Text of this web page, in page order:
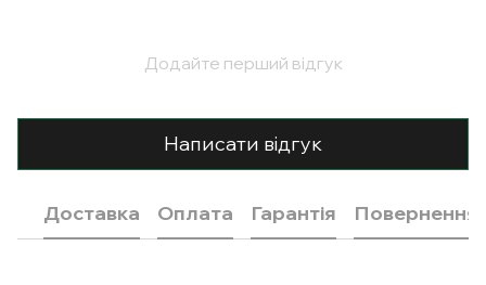
Додайте перший відгук
Написати відгук
Доставка Оплата Гарантія Повернення